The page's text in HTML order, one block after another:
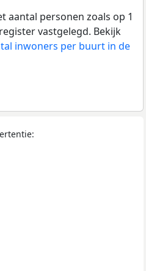
aantal personen zoals op 1
vastgelegd. Bekijk
inwoners per buurt in de